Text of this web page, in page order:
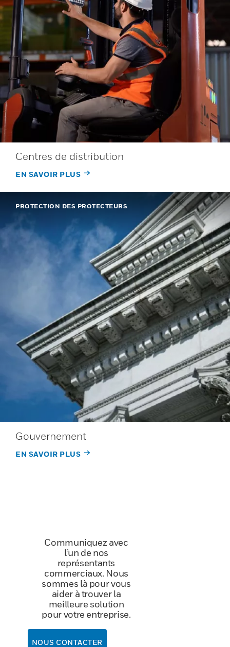
Centres de distribution
EN SAVOIR PLUS
PROTECTION DES PROTECTEURS
Gouvernement
EN SAVOIR PLUS
Communiquez avec
l’un de nos
représentants
commerciaux. Nous
sommes là pour vous
aider à trouver la
meilleure solution
pour votre entreprise.
NOUS CONTACTER